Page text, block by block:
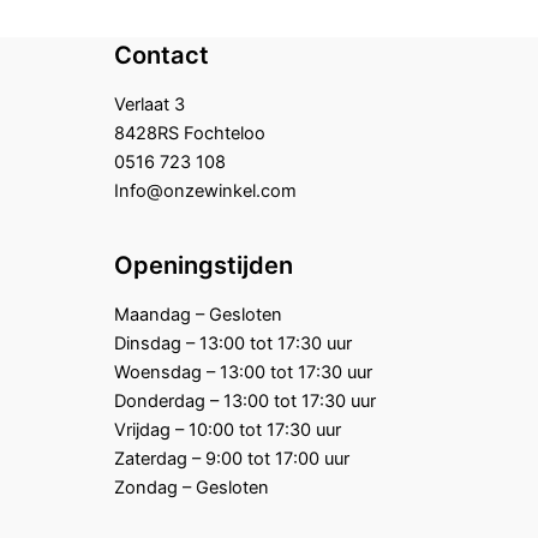
Contact
Verlaat 3
8428RS Fochteloo
0516 723 108
Info@onzewinkel.com
Openingstijden
Maandag – Gesloten
Dinsdag – 13:00 tot 17:30 uur
Woensdag – 13:00 tot 17:30 uur
Donderdag – 13:00 tot 17:30 uur
Vrijdag – 10:00 tot 17:30 uur
Zaterdag – 9:00 tot 17:00 uur
Zondag – Gesloten